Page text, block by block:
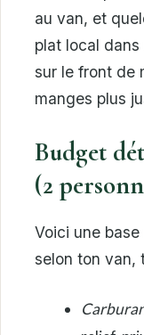
au van, et
plat local
sur le front de
manges plus
Budget
(2
Voici une
selon ton van,